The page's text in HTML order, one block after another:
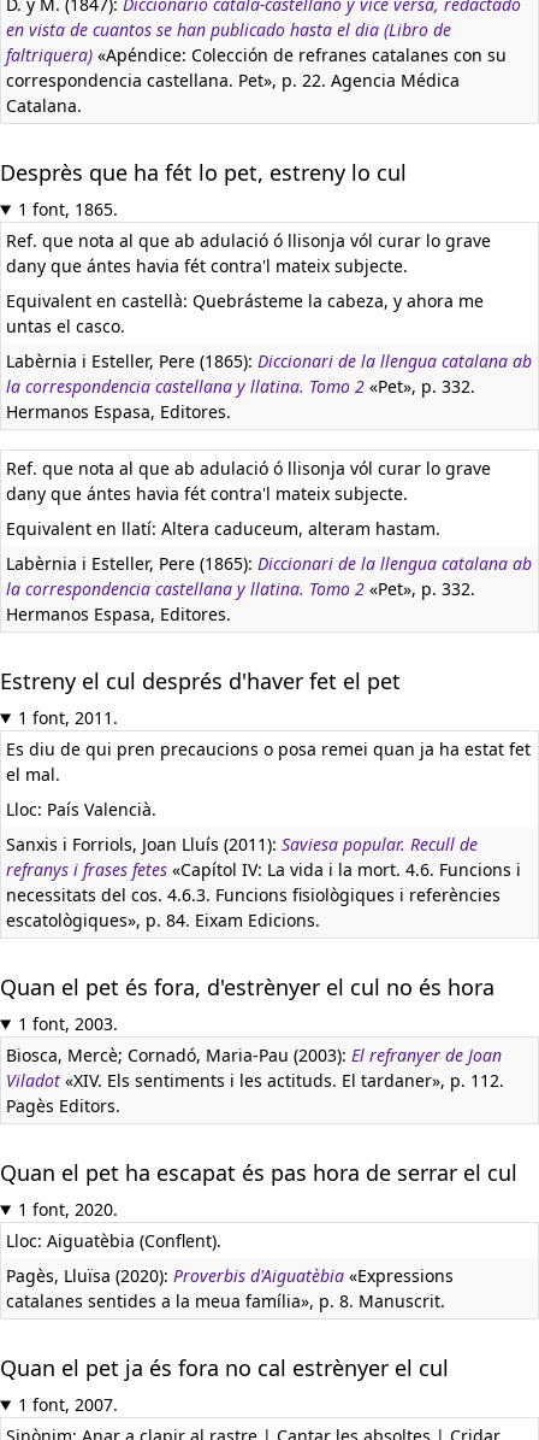
en vista de cuantos se han publicado hasta el dia (Libro de
faltriquera) «Apéndice: Colección de refranes catalanes con su
correspondencia castellana. Pet», p. 22. Agencia Médica
Catalana.
Desprès que ha fét lo pet, estreny lo cul
1 font, 1865.
Ref. que nota al que ab adulació ó llisonja vól curar lo grave
dany que ántes havia fét contra'l mateix subjecte.
Equivalent en castellà: Quebrásteme la cabeza, y ahora me
untas el casco.
Labèrnia i Esteller, Pere (1865): Diccionari de la llengua catalana ab
la correspondencia castellana y llatina. Tomo 2 «Pet», p. 332.
Hermanos Espasa, Editores.
Ref. que nota al que ab adulació ó llisonja vól curar lo grave
dany que ántes havia fét contra'l mateix subjecte.
Equivalent en llatí: Altera caduceum, alteram hastam.
Labèrnia i Esteller, Pere (1865): Diccionari de la llengua catalana ab
la correspondencia castellana y llatina. Tomo 2 «Pet», p. 332.
Hermanos Espasa, Editores.
Estreny el cul després d'haver fet el pet
1 font, 2011.
Es diu de qui pren precaucions o posa remei quan ja ha estat fet
el mal.
Lloc: País Valencià.
Sanxis i Forriols, Joan Lluís (2011): Saviesa popular. Recull de
refranys i frases fetes «Capítol IV: La vida i la mort. 4.6. Funcions i
necessitats del cos. 4.6.3. Funcions fisiològiques i referències
escatològiques», p. 84. Eixam Edicions.
Quan el pet és fora, d'estrènyer el cul no és hora
1 font, 2003.
Biosca, Mercè; Cornadó, Maria-Pau (2003): El refranyer de Joan
Viladot «XIV. Els sentiments i les actituds. El tardaner», p. 112.
Pagès Editors.
Quan el pet ha escapat és pas hora de serrar el cul
1 font, 2020.
Lloc: Aiguatèbia (Conflent).
Pagès, Lluïsa (2020): Proverbis d'Aiguatèbia «Expressions
catalanes sentides a la meua família», p. 8. Manuscrit.
Quan el pet ja és fora no cal estrènyer el cul
1 font, 2007.